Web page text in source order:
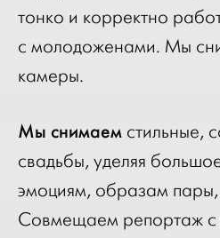
тонко и корректно
с молодоженами. Мы
камеры.
Мы снимаем стильные,
свадьбы, уделяя
эмоциям, образам пары,
Совмещаем репортаж с